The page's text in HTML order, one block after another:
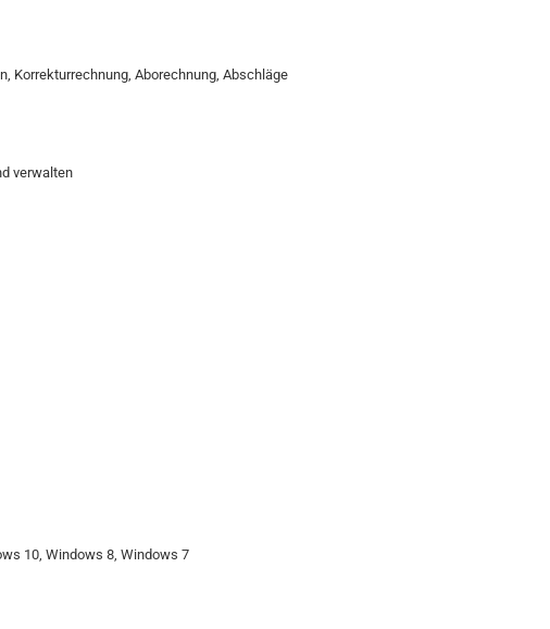
Korrekturrechnung, Aborechnung, Abschläge
verwalten
10, Windows 8, Windows 7